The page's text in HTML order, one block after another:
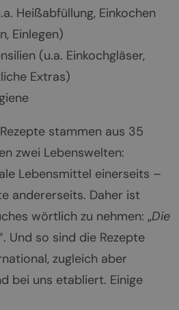
Heißabfüllung, Einkochen
Einlegen)
(u.a. Einkochgläser,
Extras)
stammen aus 35
zwei Lebenswelten:
Lebensmittel einerseits –
andererseits. Daher ist
wörtlich zu nehmen: „Die
Und so sind die Rezepte
zugleich aber
bei uns etabliert. Einige